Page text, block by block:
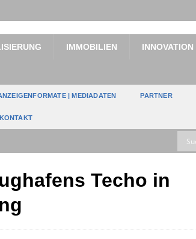
IMMOBILIEN INNOVATION
| MEDIADATEN PARTNER
KONTAKT
Techo in